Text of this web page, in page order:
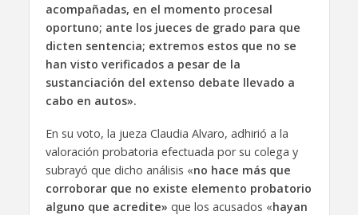
acompañadas, en el momento procesal
oportuno; ante los jueces de grado para que
dicten sentencia; extremos estos que no se
han visto verificados a pesar de la
sustanciación del extenso debate llevado a
cabo en autos».
En su voto, la jueza Claudia Alvaro, adhirió a la
valoración probatoria efectuada por su colega y
subrayó que dicho análisis «no hace más que
corroborar que no existe elemento probatorio
alguno que acredite» que los acusados «hayan